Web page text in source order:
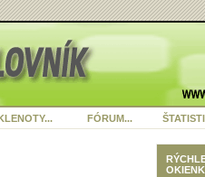
FÓRUM...